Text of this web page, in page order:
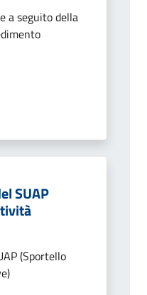
a seguito della
SUAP
(Sportello